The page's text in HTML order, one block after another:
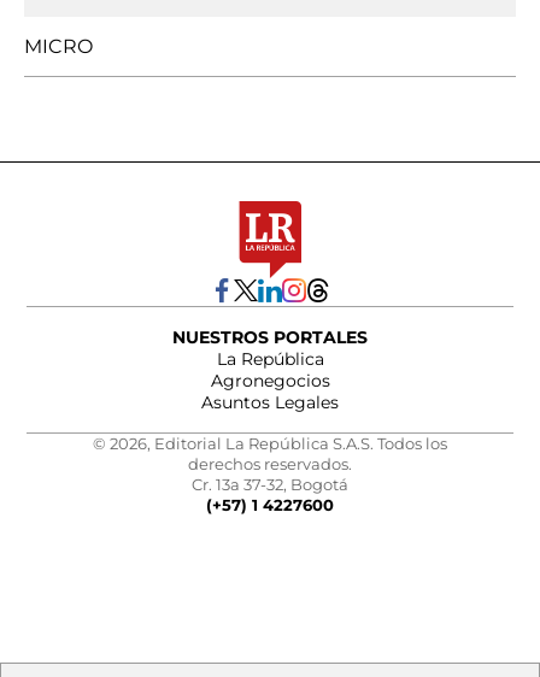
MICRO
NUESTROS PORTALES
La República
Agronegocios
Asuntos Legales
© 2026, Editorial La República S.A.S. Todos los
derechos reservados.
Cr. 13a 37-32, Bogotá
(+57) 1 4227600